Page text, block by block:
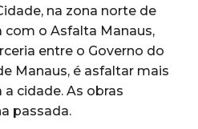
na zona norte de
com o Asfalta Manaus,
entre o Governo do
Manaus, é asfaltar mais
cidade. As obras
passada.